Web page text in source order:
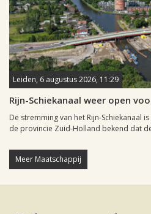
Leiden, 6 augustus 2026, 11:29
Rijn-Schiekanaal weer open
De stremming van het Rijn-Schiekanaal
de provincie Zuid-Holland bekend dat
Meer Maatschappij